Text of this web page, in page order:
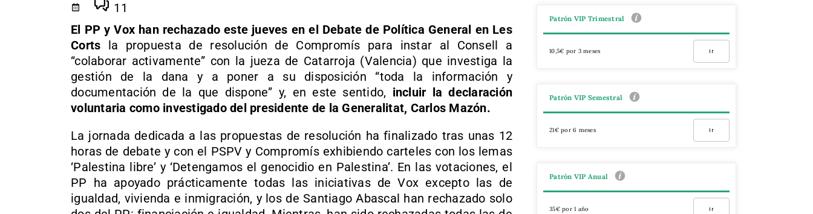
11
El PP y Vox han rechazado este jueves en el Debate de Política General en Les
Corts la propuesta de resolución de Compromís para instar al Consell a
“colaborar activamente” con la jueza de Catarroja (Valencia) que investiga la
gestión de la dana y a poner a su disposición “toda la información y
documentación de la que dispone” y, en este sentido, incluir la declaración
voluntaria como investigado del presidente de la Generalitat, Carlos Mazón.
La jornada dedicada a las propuestas de resolución ha finalizado tras unas 12
horas de debate y con el PSPV y Compromís exhibiendo carteles con los lemas
‘Palestina libre’ y ‘Detengamos el genocidio en Palestina’. En las votaciones, el
PP ha apoyado prácticamente todas las iniciativas de Vox excepto las de
igualdad, vivienda e inmigración, y los de Santiago Abascal han rechazado solo
Patrón VIP Trimestral
10,5€ por 3 meses Ir
Patrón VIP Semestral
21€ por 6 meses Ir
Patrón VIP Anual
35€ por 1 año Ir